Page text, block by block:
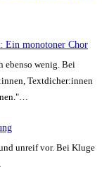
Ein monotoner Chor
ebenso wenig. Bei
Textdicher:innen
unreif vor. Bei Kluge